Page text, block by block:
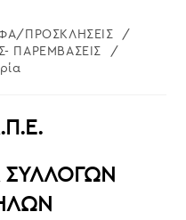
ΠΡΟΣΚΛΗΣΕΙΣ
/
ΠΑΡΕΜΒΑΣΕΙΣ
/
.